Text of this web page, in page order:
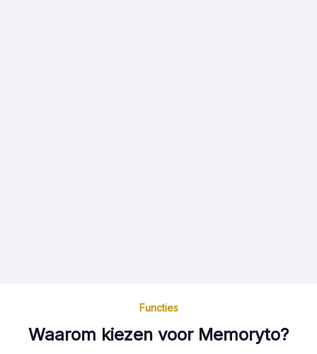
Functies
Waarom kiezen voor Memoryto?